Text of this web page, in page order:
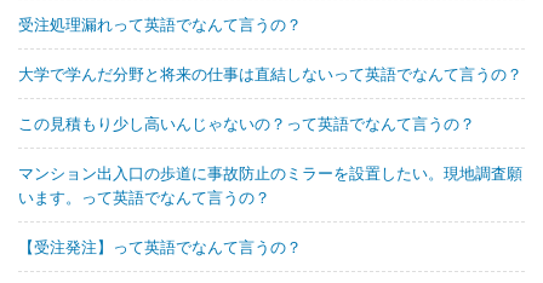
受注処理漏れって英語でなんて言うの？
大学で学んだ分野と将来の仕事は直結しないって英語でなんて言うの？
この見積もり少し高いんじゃないの？って英語でなんて言うの？
マンション出入口の歩道に事故防止のミラーを設置したい。現地調査願
います。って英語でなんて言うの？
【受注発注】って英語でなんて言うの？